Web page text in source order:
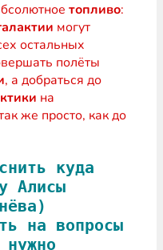
топливо:
могут
остальных
полёты
, а добраться до
на
же просто, как до
куда
Алисы
на вопросы